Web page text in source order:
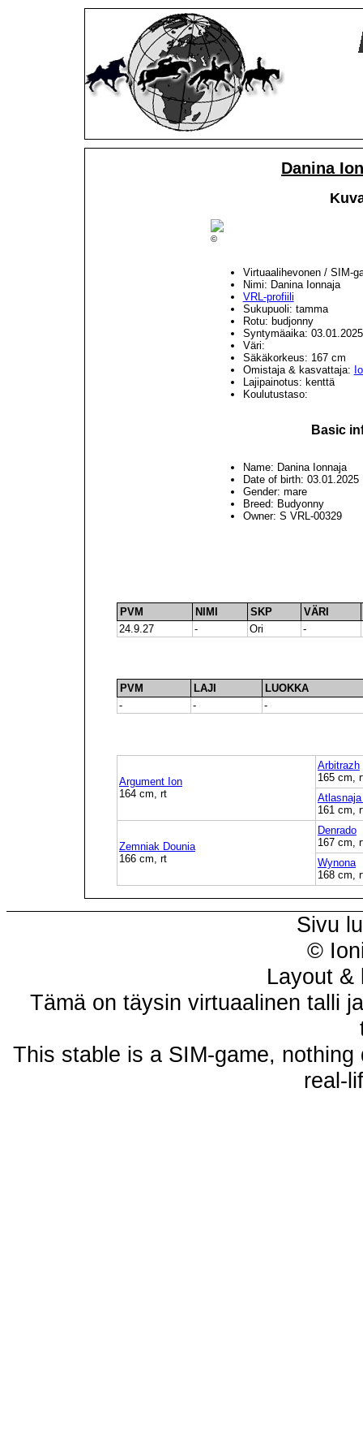
Danina
©
Virtuaalihevonen / SIM-
Nimi: Danina Ionnaja
VRL-profiili
Sukupuoli: tamma
Rotu: budjonny
Syntymäaika: 03.01.2025
Väri:
Säkäkorkeus: 167 cm
Omistaja & kasvattaja:
Lajipainotus: kenttä
Koulutustaso:
Basic
Name: Danina Ionnaja
Date of birth: 03.01.2025
Gender: mare
Breed: Budyonny
Owner: S VRL-00329
PVM NIMI SKP
VÄRI
24.9.27
- Ori -
PVM LAJI
LUOKKA
-
- -
Argument Ion
164 cm, rt
Arbitrazh
165 cm,
161 cm,
Zemniak Dounia
166 cm, rt
Denrado
167 cm,
Wynona
168 cm,
Sivu
©
Layout &
Tämä on täysin virtuaalinen talli
This stable is a SIM-game,
real-